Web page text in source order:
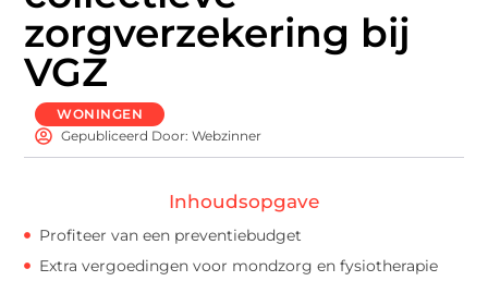
zorgverzekering bij
VGZ
WONINGEN
Gepubliceerd Door: Webzinner
Inhoudsopgave
Profiteer van een preventiebudget
Extra vergoedingen voor mondzorg en fysiotherapie